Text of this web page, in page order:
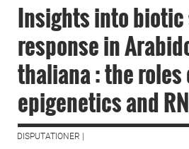
Insights into
response in
thaliana : the roles
epigenetics and
DISPUTATIONER |